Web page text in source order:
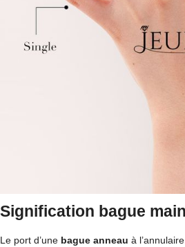
Signification bague
Le port d’une bague anneau à